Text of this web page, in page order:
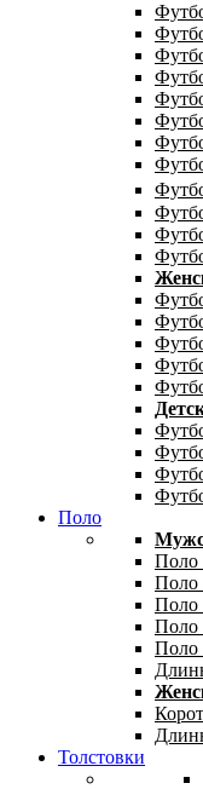
Поло
Поло
Поло
Поло
Поло
Поло
Толстовки